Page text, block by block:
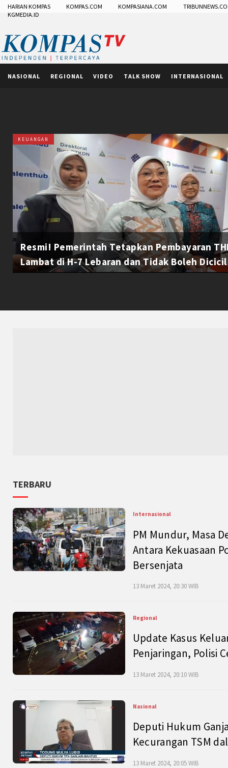
HARIAN KOMPAS KOMPAS.COM KOMPASIANA.COM
KGMEDIA.ID
NASIONAL REGIONAL VIDEO TALK SHOW INTERNASIONAL
KEUANGAN
Resmi! Pemerintah Tetapkan Pembayaran
Lambat di H-7 Lebaran dan Tidak Boleh Dicicil
TERBARU
Internasional
PM Mundur, Masa
Antara Kekuasaan
Bersenjata
13 Maret 2024, 20:30 WIB
Regional
Update Kasus
Penjaringan, Polisi
13 Maret 2024, 20:10 WIB
Nasional
Deputi Hukum
Kecurangan TSM
13 Maret 2024, 20:05 WIB